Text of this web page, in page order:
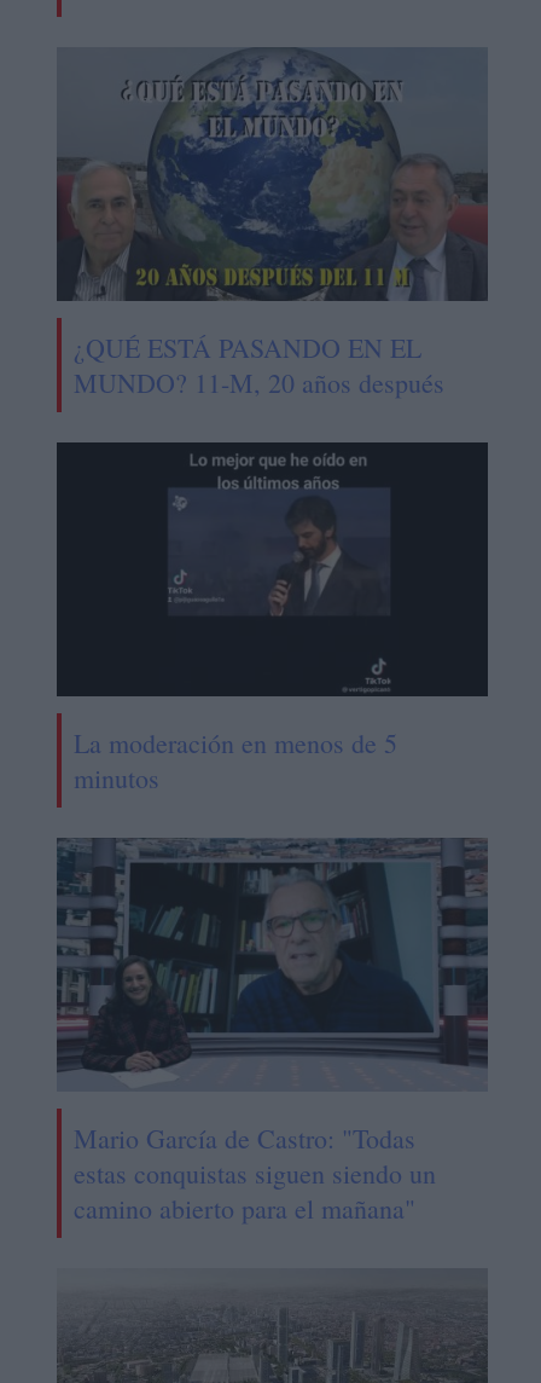
¿QUÉ ESTÁ PASANDO EN EL
MUNDO? 11-M, 20 años después
La moderación en menos de 5
minutos
Mario García de Castro: "Todas
estas conquistas siguen siendo un
camino abierto para el mañana"